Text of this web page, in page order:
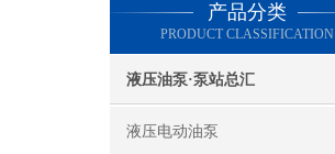
产品分类
PRODUCT CLASSIFICATION
液压油泵·泵站总汇
液压电动油泵